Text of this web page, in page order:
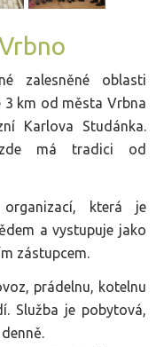
zalesněné oblasti
3 km od města Vrbna
Karlova Studánka.
zde má tradici od
organizací, která je
a vystupuje jako
zástupcem.
prádelnu, kotelnu
Služba je pobytová,